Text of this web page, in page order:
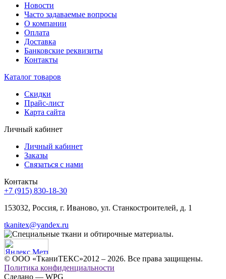
Новости
Часто задаваемые вопросы
О компании
Оплата
Доставка
Банковские реквизиты
Контакты
Каталог товаров
Скидки
Прайс-лист
Карта сайта
Личный кабинет
Личный кабинет
Заказы
Связаться с нами
Контакты
+7 (915) 830-18-30
153032, Россия, г. Иваново, ул. Станкостроителей, д. 1
tkanitex@yandex.ru
© ООО «ТканиТЕКС»2012 – 2026. Все права защищены.
Политика конфиденциальности
Сделано — WPG